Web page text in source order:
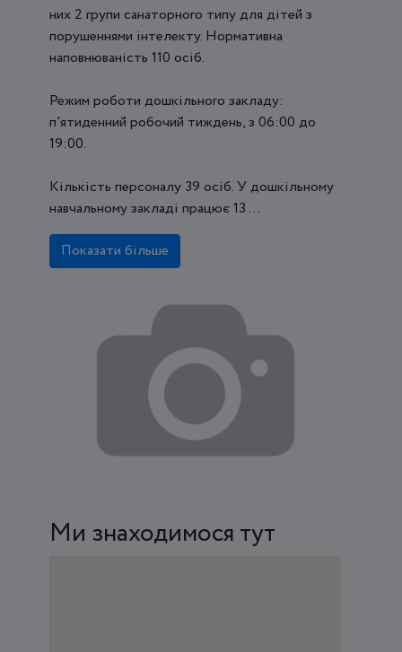
них 2 групи санаторного типу для дітей з
порушеннями інтелекту. Нормативна
наповнюваність 110 осіб.
Режим роботи дошкільного закладу:
п'ятиденний робочий тиждень, з 06:00 до
19:00.
Кількість персоналу 39 осіб. У дошкільному
навчальному закладі працює 13 ...
Показати більше
Ми знаходимося тут